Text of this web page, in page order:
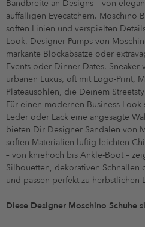
Bandbreite an Designs – von
auffälligen Eyecatchern. Moschino
soften Linien und verspielten
Look. Designer Pumps von
markante Blockabsätze oder
Events oder Dinner-Dates.
urbanen Luxus, oft mit Logo-Print,
Plateausohlen, die Deinem
Für einen modernen Business-
Leder oder Lack eine angesagte
bieten Dir Designer Sandalen von
soften Materialien luftig-leichten
– von kniehoch bis Ankle-Boot –
Silhouetten, dekorativen Schnallen
und passen perfekt zu herbstlichen
Diese Designer Moschino Schuhe